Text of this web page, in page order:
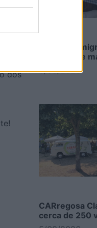
dos
Festa do
sede até de
5/08/2026
CARregosa
cerca de 250